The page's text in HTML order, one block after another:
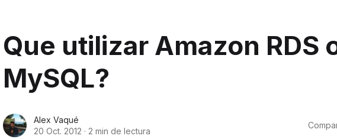
Que utilizar Amazon RDS
MySQL?
Alex Vaqué
20 Oct. 2012 · 2 min de lectura